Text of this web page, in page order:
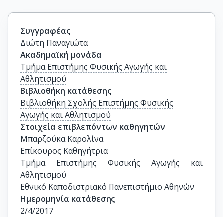
Συγγραφέας
Διώτη Παναγιώτα
Ακαδημαϊκή μονάδα
Τμήμα Επιστήμης Φυσικής Αγωγής και
Αθλητισμού
Βιβλιοθήκη κατάθεσης
Βιβλιοθήκη Σχολής Επιστήμης Φυσικής
Αγωγής και Αθλητισμού
Στοιχεία επιβλεπόντων καθηγητών
Μπαρζούκα Καρολίνα
Επίκουρος Καθηγήτρια
Τμήμα Επιστήμης Φυσικής Αγωγής και
Αθλητισμού
Εθνικό Καποδιστριακό Πανεπιστήμιο Αθηνών
Ημερομηνία κατάθεσης
2/4/2017